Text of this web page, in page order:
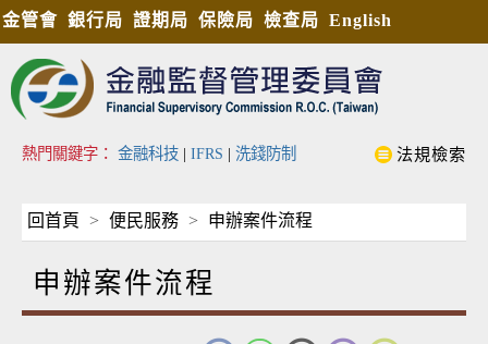
金管會 銀行局 證期局 保險局 檢查局 English
熱門關鍵字： 金融科技 | IFRS | 洗錢防制 法規檢索
回首頁 便民服務 申辦案件流程
申辦案件流程